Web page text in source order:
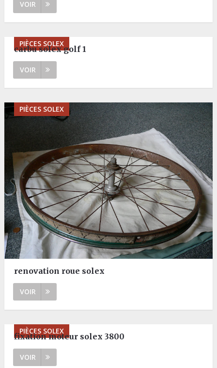
VOIR
PIÈCES SOLEX
carbu solex golf 1
VOIR
PIÈCES SOLEX
renovation roue solex
VOIR
PIÈCES SOLEX
fixation moteur solex 3800
VOIR